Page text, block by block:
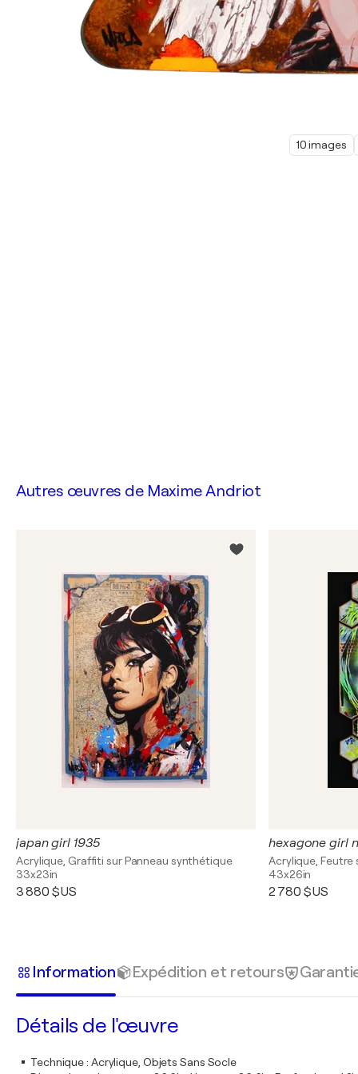
10 images
Autres œuvres de Maxime Andriot
japan girl 1935
Acrylique, Graffiti sur Panneau synthétique
33x23in
3 880 $US
hexagone girl
Acrylique, Feutre
43x26in
2 780 $US
Information Expédition et retours
Détails de l'œuvre
Technique: Acrylique, Objets Sans Socle